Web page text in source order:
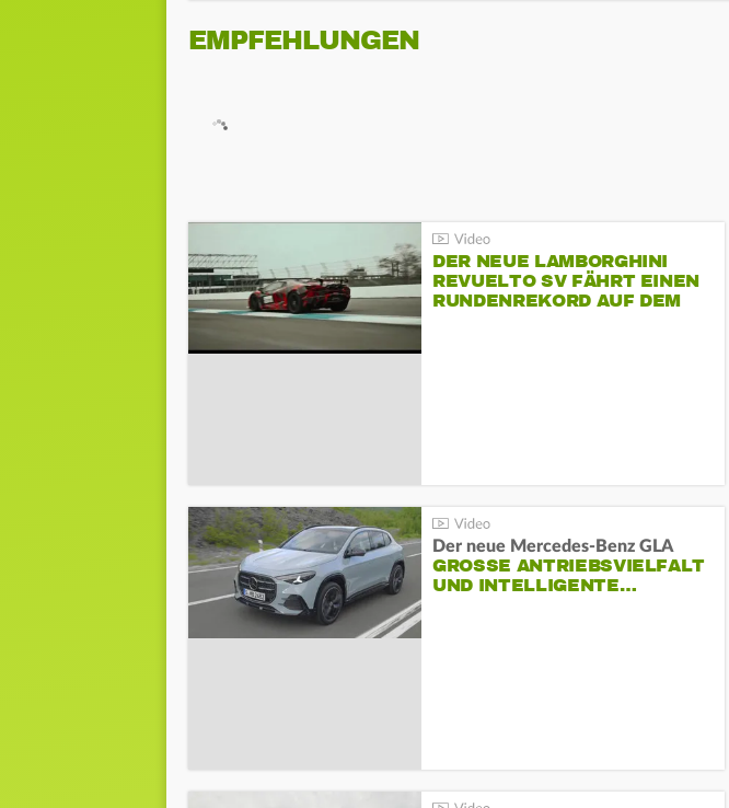
EMPFEHLUNGEN
DER NEUE LAMBORGHINI
REVUELTO SV FÄHRT EINEN
RUNDENREKORD AUF DEM
Der neue Mercedes-Benz GLA
GROSSE ANTRIEBSVIELFALT U
ND INTELLIGENTE…